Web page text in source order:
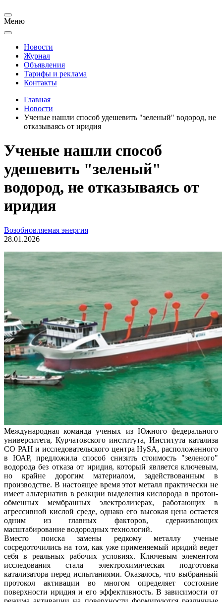
Меню
Новости
Журнал
Объявления
Тарифы и реклама
Контакты
Главная
Новости
Ученые нашли способ удешевить "зеленый" водород, не
отказываясь от иридия
Ученые нашли способ
удешевить "зеленый"
водород, не отказываясь от
иридия
Возобновляемая энергия
28.01.2026
Международная команда ученых из Южного федерального
университета, Курчатовского института, Института катализа
СО РАН и исследовательского центра HySA, расположенного
в ЮАР, предложила способ снизить стоимость "зеленого"
водорода без отказа от иридия, который является ключевым,
но крайне дорогим материалом, задействованным в
производстве. В настоящее время этот металл практически не
имеет альтернатив в реакции выделения кислорода в протон-
обменных мембранных электролизерах, работающих в
агрессивной кислой среде, однако его высокая цена остается
одним из главных факторов, сдерживающих
масштабирование водородных технологий.
Вместо поиска замены редкому металлу ученые
сосредоточились на том, как уже применяемый иридий ведет
себя в реальных рабочих условиях. Ключевым элементом
исследования стала электрохимическая подготовка
катализатора перед испытаниями. Оказалось, что выбранный
протокол активации во многом определяет состояние
поверхности иридия и его эффективность. В зависимости от